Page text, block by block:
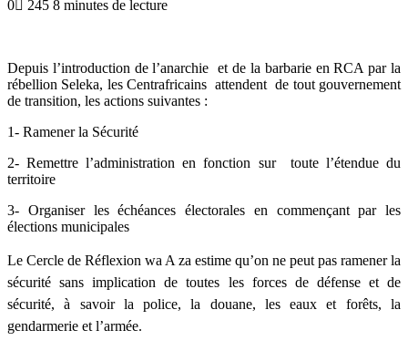
0
245 8 minutes de lecture
Depuis l’introduction de l’anarchie et de la barbarie en RCA par la
rébellion Seleka, les Centrafricains attendent de tout gouvernement
de transition, les actions suivantes :
1- Ramener la Sécurité
2- Remettre l’administration en fonction sur toute l’étendue du
territoire
3- Organiser les échéances électorales en commençant par les
élections municipales
Le Cercle de Réflexion wa A za estime qu’on ne peut pas ramener la
sécurité sans implication de toutes les forces de défense et de
sécurité, à savoir la police, la douane, les eaux et forêts, la
gendarmerie et l’armée.